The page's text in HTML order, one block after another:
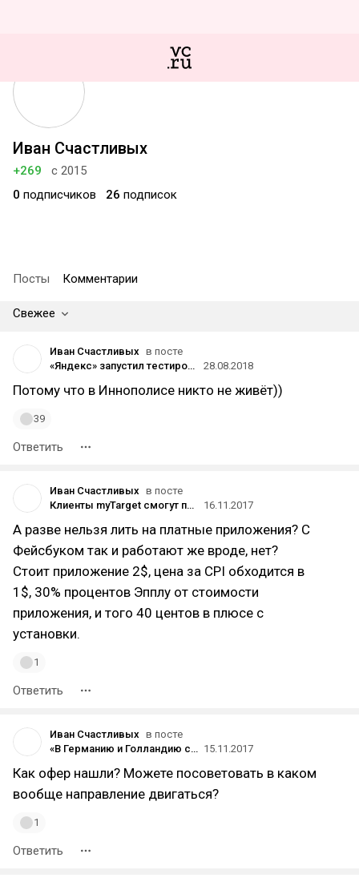
Иван Счастливых
+269
с 2015
0 подписчиков 26 подписок
Посты Комментарии
Свежее
Иван Счастливых в посте
«Яндекс» запустил тестирование бесплатного такси на беспилотных машинах в Иннополисе
28.08.2018
Потому что в Иннополисе никто не живёт))
39
Ответить
Иван Счастливых в посте
Клиенты myTarget смогут продвигать приложения в «Одноклассниках» и «ВКонтакте» с оплатой за факт установки
16.11.2017
А разве нельзя лить на платные приложения? С
Фейсбуком так и работают же вроде, нет?
Стоит приложение 2$, цена за CPI обходится в
1$, 30% процентов Эпплу от стоимости
приложения, и того 40 центов в плюсе с
установки.
1
Ответить
Иван Счастливых в посте
«В Германию и Голландию сейчас попасть достаточно просто: местные компании нуждаются в кадрах» 15.11.2017
Как офер нашли? Можете посоветовать в каком
вообще направление двигаться?
1
Ответить